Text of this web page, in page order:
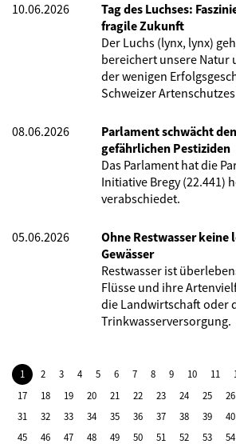
10.06.2026
Tag des Luchses:
fragile Zukunft
Der Luchs (lynx, lynx)
bereichert unsere Natur
der wenigen
Schweizer
08.06.2026
Parlament schwächt
gefährlichen Pestiziden
Das Parlament hat die
Initiative Bregy (22.441)
verabschiedet.
05.06.2026
Ohne Restwasser keine
Gewässer
Restwasser ist
Flüsse und ihre
die Landwirtschaft oder
Trinkwasserversorgung.
1 2 3 4 5 6 7 8 9 10 11
17
18 19 20 21 22 23 24 25 26
31
32 33 34 35 36 37 38 39 40
45
46 47 48 49 50 51 52 53 54